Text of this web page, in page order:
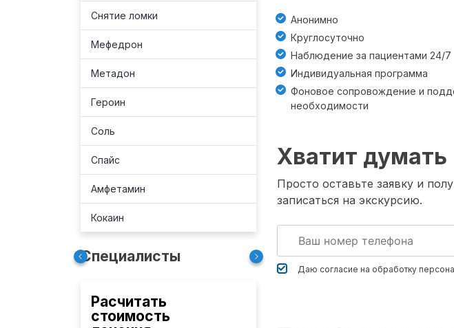
Снятие ломки
Мефедрон
Метадон
Героин
Соль
Спайс
Амфетамин
Кокаин
Специалисты
Расчитать
стоимость
Анонимно
Круглосуточно
Наблюдение за пациентами 24/7
Индивидуальная программа
Фоновое сопровождение и
необходимости
Хватит думать
Просто оставьте заявку и
записаться на экскурсию.
Даю согласие на обработку